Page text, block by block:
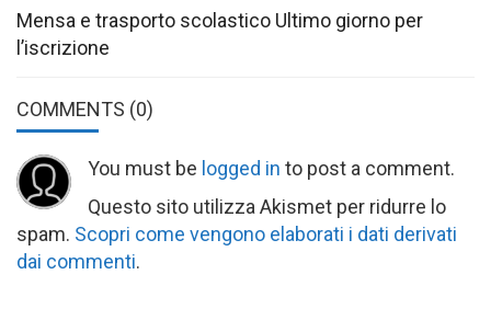
Mensa e trasporto scolastico Ultimo giorno per
l’iscrizione
COMMENTS (0)
You must be logged in to post a comment.
Questo sito utilizza Akismet per ridurre lo
spam. Scopri come vengono elaborati i dati derivati
dai commenti.